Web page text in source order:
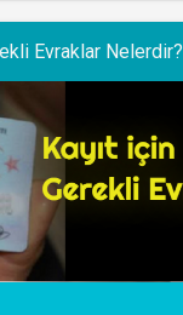
Evraklar Nelerdir?